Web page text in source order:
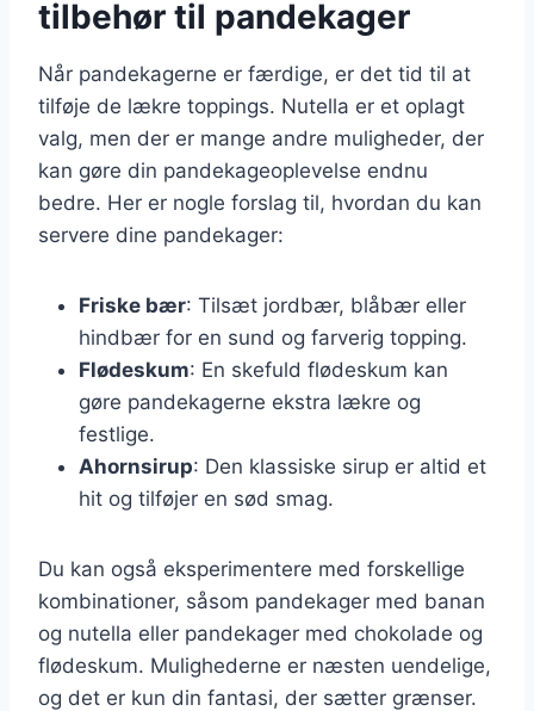
tilbehør til pandekager
Når pandekagerne er færdige, er det tid til at
tilføje de lækre toppings. Nutella er et oplagt
valg, men der er mange andre muligheder, der
kan gøre din pandekageoplevelse endnu
bedre. Her er nogle forslag til, hvordan du kan
servere dine pandekager:
Friske bær: Tilsæt jordbær, blåbær eller
hindbær for en sund og farverig topping.
Flødeskum: En skefuld flødeskum kan
gøre pandekagerne ekstra lækre og
festlige.
Ahornsirup: Den klassiske sirup er altid et
hit og tilføjer en sød smag.
Du kan også eksperimentere med forskellige
kombinationer, såsom pandekager med banan
og nutella eller pandekager med chokolade og
flødeskum. Mulighederne er næsten uendelige,
og det er kun din fantasi, der sætter grænser.